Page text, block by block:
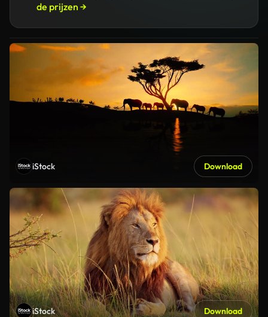
de prijzen →
iStock Download
iStock Download